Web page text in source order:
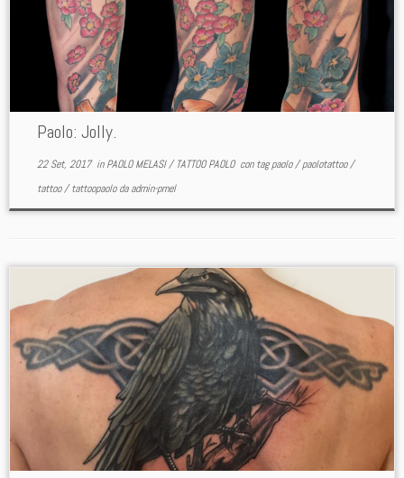
Paolo: Jolly.
22 Set, 2017inPAOLO MELASI/TATTOO PAOLO con tagpaolo/paolotattoo/
tattoo/tattoopaolodaadmin-pmel